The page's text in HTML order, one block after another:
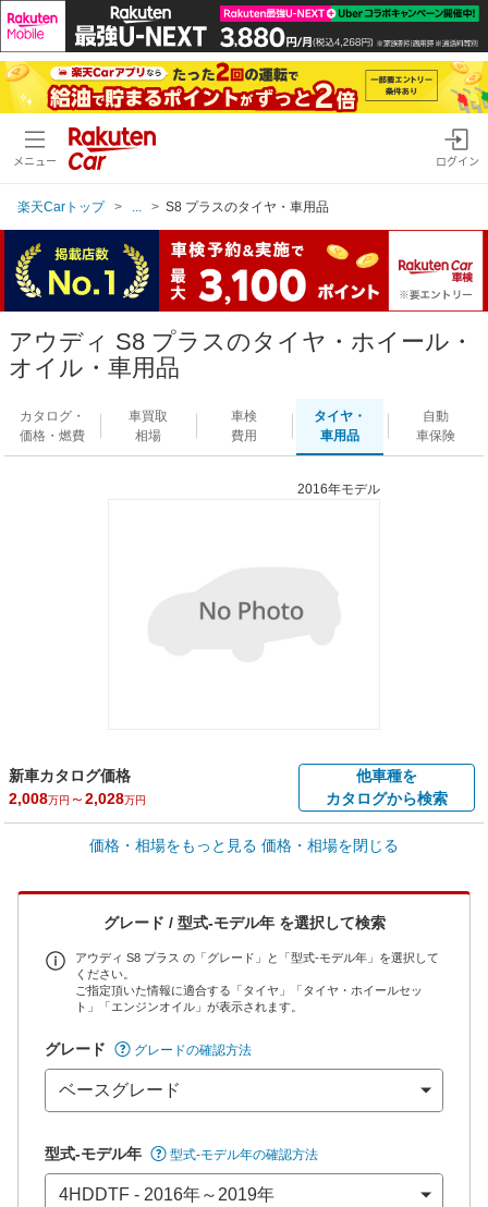
メニュー ログイン
楽天Carトップ S8 プラスのタイヤ・車用品
アウディ S8 プラスのタイヤ・ホイール・
オイル・車用品
カタログ・
価格・燃費
車買取
相場
車検
費用
タイヤ・
車用品
自動
車保険
2016年モデル
新車カタログ価格
2,008万円 ～2,028万円
他車種を
カタログから検索
車買取価格 *
車買取相場
全国平均の車検価格 *
*当該価格は車種別の価格となります。
価格・相場をもっと見る 価格・相場を閉じる
グレード / 型式-モデル年 を選択して検索
アウディ S8 プラス の「グレード」と「型式-モデル年」を選択して
ください。
ご指定頂いた情報に適合する「タイヤ」「タイヤ・ホイールセッ
ト」「エンジンオイル」が表示されます。
グレード グレードの確認方法
型式-モデル年 型式-モデル年の確認方法